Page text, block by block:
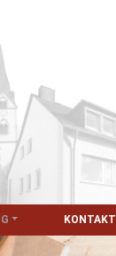
KONTAKT